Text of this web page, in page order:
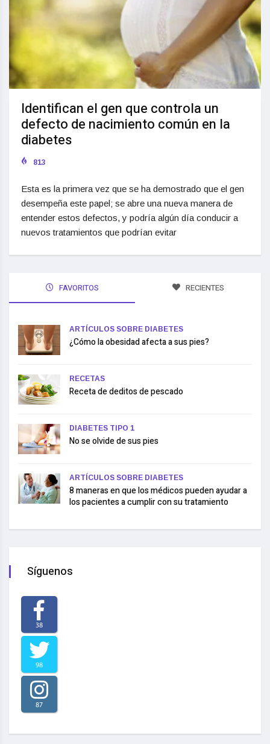
Identifican el gen que controla un
defecto de nacimiento común en la
diabetes
813
Esta es la primera vez que se ha demostrado que el gen
desempeña este papel; se abre una nueva manera de
entender estos defectos, y podría algún día conducir a
nuevos tratamientos que podrían evitar
FAVORITOS RECIENTES
ARTÍCULOS SOBRE DIABETES
¿Cómo la obesidad afecta a sus pies?
RECETAS
Receta de deditos de pescado
DIABETES TIPO 1
No se olvide de sus pies
ARTÍCULOS SOBRE DIABETES
8 maneras en que los médicos pueden ayudar a
los pacientes a cumplir con su tratamiento
Síguenos
38
98
87